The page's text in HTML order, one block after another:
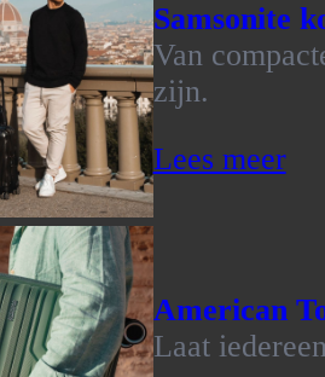
Samsonite
Van
zijn.
Lees meer
American
Laat